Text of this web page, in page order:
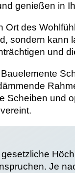
genießen in
Ort des
sondern
und
Scheiben und
Je